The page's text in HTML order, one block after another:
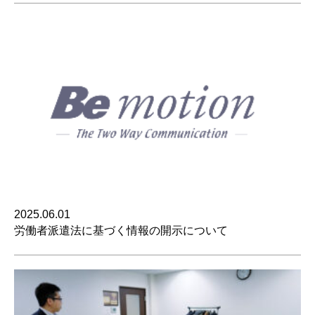
2025.06.01
労働者派遣法に基づく情報の開示について